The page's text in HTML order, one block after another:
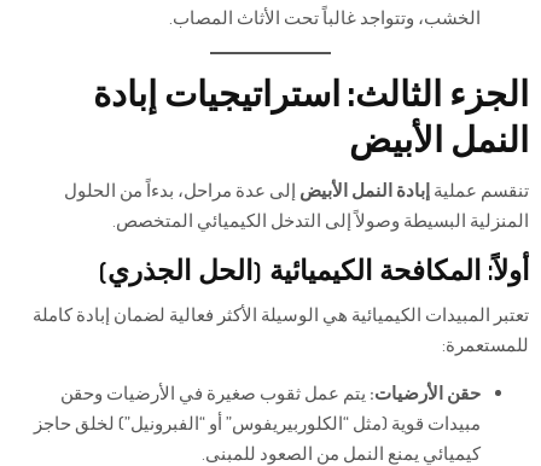
الخشب، وتتواجد غالباً تحت الأثاث المصاب.
الجزء الثالث: استراتيجيات إبادة
النمل الأبيض
تنقسم عملية إبادة النمل الأبيض إلى عدة مراحل، بدءاً من الحلول
المنزلية البسيطة وصولاً إلى التدخل الكيميائي المتخصص.
أولاً: المكافحة الكيميائية (الحل الجذري)
تعتبر المبيدات الكيميائية هي الوسيلة الأكثر فعالية لضمان إبادة كاملة
للمستعمرة:
حقن الأرضيات: يتم عمل ثقوب صغيرة في الأرضيات وحقن
مبيدات قوية (مثل “الكلوربيريفوس” أو “الفبرونيل”) لخلق حاجز
كيميائي يمنع النمل من الصعود للمبنى.